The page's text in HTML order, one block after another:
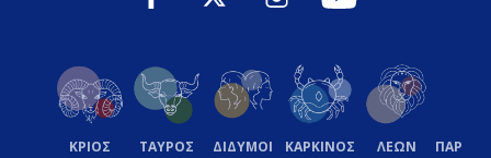
ΚΡΙΟΣ ΤΑΥΡΟΣ ΔΙΔΥΜΟΙ ΚΑΡΚΙΝΟΣ ΛΕΩΝ